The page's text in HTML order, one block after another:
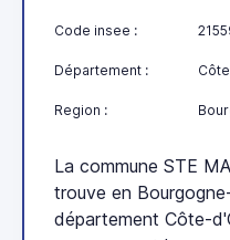
Code insee :
Département :
Region :
La commune STE
trouve en
département Côte-